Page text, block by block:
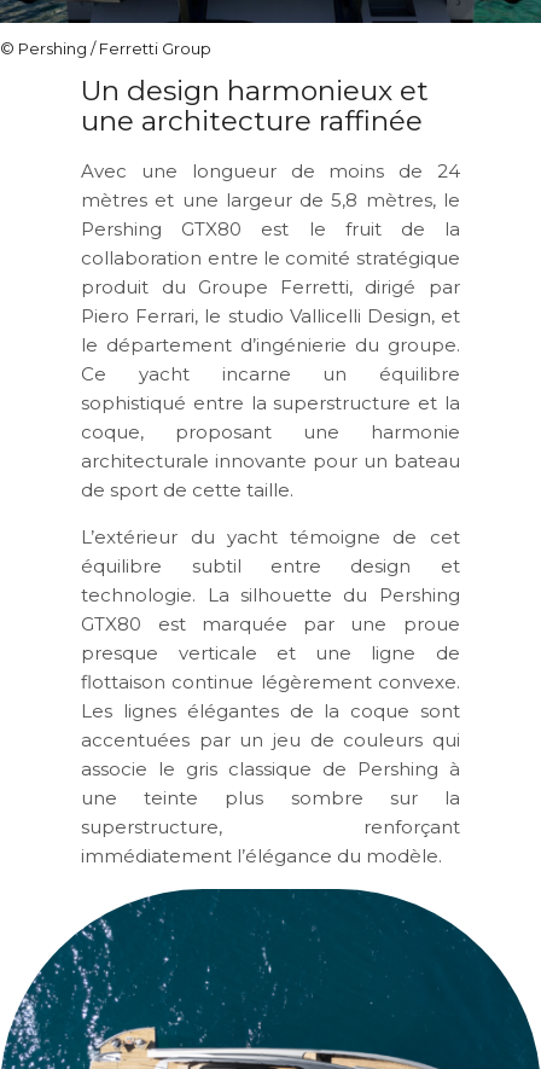
© Pershing / Ferretti Group
Un design harmonieux et
une architecture raffinée
Avec une longueur de moins de 24
mètres et une largeur de 5,8 mètres, le
Pershing GTX80 est le fruit de la
collaboration entre le comité stratégique
produit du Groupe Ferretti, dirigé par
Piero Ferrari, le studio Vallicelli Design, et
le département d’ingénierie du groupe.
Ce yacht incarne un équilibre
sophistiqué entre la superstructure et la
coque, proposant une harmonie
architecturale innovante pour un bateau
de sport de cette taille.
L’extérieur du yacht témoigne de cet
équilibre subtil entre design et
technologie. La silhouette du Pershing
GTX80 est marquée par une proue
presque verticale et une ligne de
flottaison continue légèrement convexe.
Les lignes élégantes de la coque sont
accentuées par un jeu de couleurs qui
associe le gris classique de Pershing à
une teinte plus sombre sur la
superstructure, renforçant
immédiatement l’élégance du modèle.